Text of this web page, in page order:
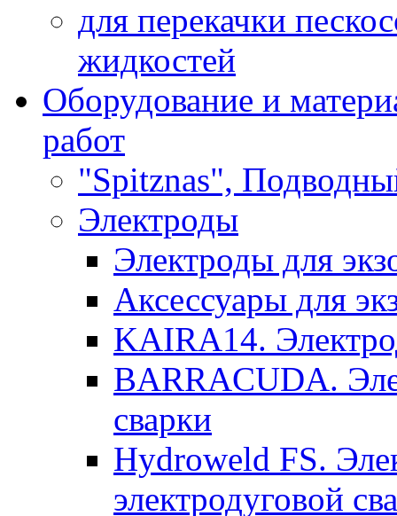
для перекачки
жидкостей
Оборудование и
работ
"Spitznas",
Электроды
Электроды для
Аксессуары для
KAIRA14.
BARRACUDA.
сварки
Hydroweld FS.
электродуговой